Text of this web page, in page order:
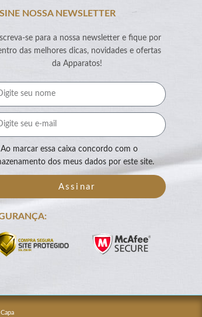
NOSSA NEWSLETTER
se para a nossa newsletter e fique por
das melhores dicas, novidades e ofertas
da Apparatos!
Ao marcar essa caixa concordo com o
dos meus dados por este site.
Assinar